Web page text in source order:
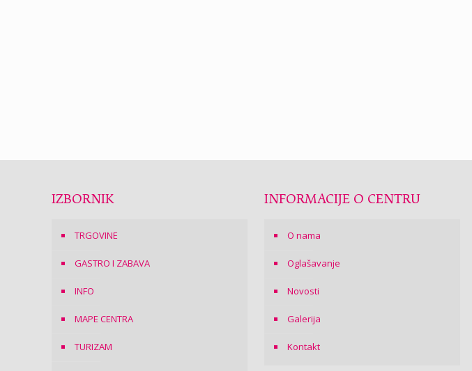
IZBORNIK
TRGOVINE
GASTRO I ZABAVA
INFO
MAPE CENTRA
TURIZAM
INFORMACIJE O CENTRU
O nama
Oglašavanje
Novosti
Galerija
Kontakt